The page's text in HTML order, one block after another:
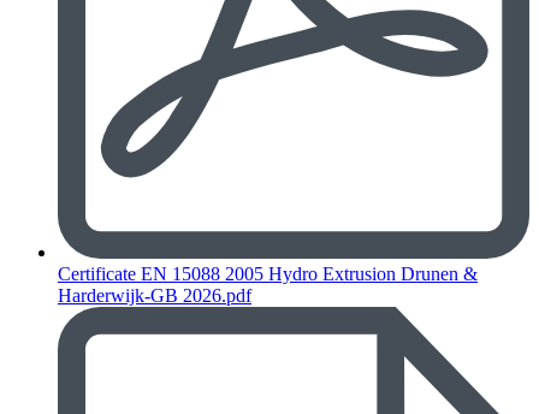
Certificate EN 15088 2005 Hydro Extrusion Drunen &
Harderwijk-GB 2026.pdf